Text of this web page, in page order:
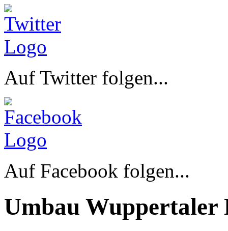
Auf Twitter folgen...
Auf Facebook folgen...
Umbau Wuppertaler